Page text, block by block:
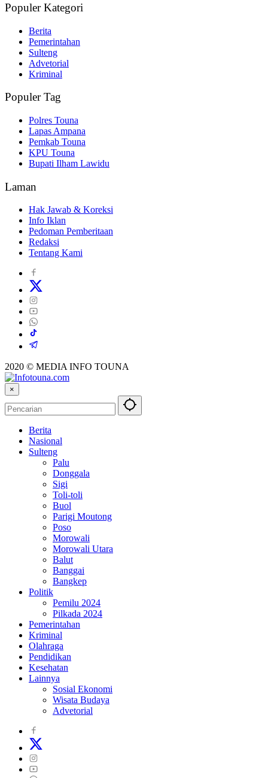
Populer Kategori
Berita
Pemerintahan
Sulteng
Advetorial
Kriminal
Populer Tag
Polres Touna
Lapas Ampana
Pemkab Touna
KPU Touna
Bupati Ilham Lawidu
Laman
Hak Jawab & Koreksi
Info Iklan
Pedoman Pemberitaan
Redaksi
Tentang Kami
2020 © MEDIA INFO TOUNA
×
Berita
Nasional
Sulteng
Palu
Donggala
Sigi
Toli-toli
Buol
Parigi Moutong
Poso
Morowali
Morowali Utara
Balut
Banggai
Bangkep
Politik
Pemilu 2024
Pilkada 2024
Pemerintahan
Kriminal
Olahraga
Pendidikan
Kesehatan
Lainnya
Sosial Ekonomi
Wisata Budaya
Advetorial